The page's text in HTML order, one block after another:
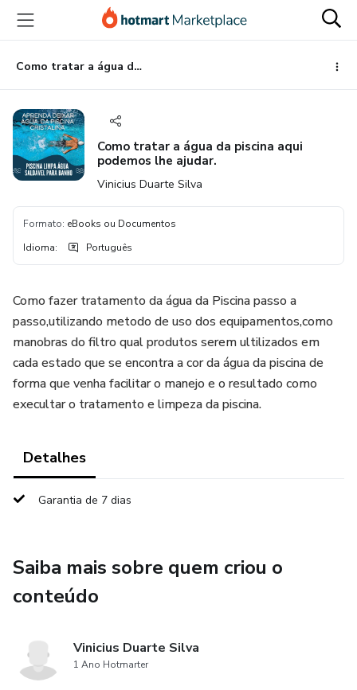
para
conteúdo
principal
para
pagamento
para
rodapé
Como tratar a água da piscina aqui podemos lhe ajudar.
Como tratar a água da piscina aqui
podemos lhe ajudar.
Vinicius Duarte Silva
Formato: eBooks ou Documentos
Idioma: Português
Como fazer tratamento da água da Piscina passo a
passo,utilizando metodo de uso dos equipamentos,como
manobras do filtro qual produtos serem ultilizados em
cada estado que se encontra a cor da água da piscina de
forma que venha facilitar o manejo e o resultado como
execultar o tratamento e limpeza da piscina.
Detalhes
Garantia de 7 dias
Saiba mais sobre quem criou o
conteúdo
Vinicius Duarte Silva
1 Ano Hotmarter